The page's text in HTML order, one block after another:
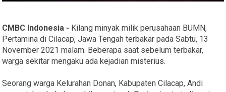
CMBC Indonesia - Kilang minyak milik perusahaan BUMN,
Pertamina di Cilacap, Jawa Tengah terbakar pada Sabtu, 13
November 2021 malam. Beberapa saat sebelum terbakar,
warga sekitar mengaku ada kejadian misterius.
Seorang warga Kelurahan Donan, Kabupaten Cilacap, Andi